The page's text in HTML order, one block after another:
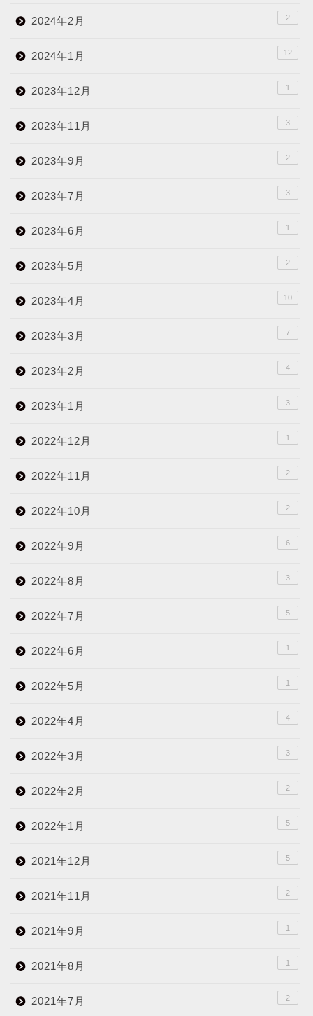
2024年2月 2
2024年1月 12
2023年12月 1
2023年11月 3
2023年9月 2
2023年7月 3
2023年6月 1
2023年5月 2
2023年4月 10
2023年3月 7
2023年2月 4
2023年1月 3
2022年12月 1
2022年11月 2
2022年10月 2
2022年9月 6
2022年8月 3
2022年7月 5
2022年6月 1
2022年5月 1
2022年4月 4
2022年3月 3
2022年2月 2
2022年1月 5
2021年12月 5
2021年11月 2
2021年9月 1
2021年8月 1
2021年7月 2